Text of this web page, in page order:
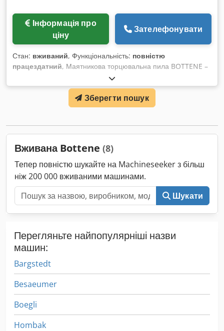
ціну
Зателефонувати
Стан: вживаний, Функціональність: повністю
працездатний, Маятникова торцювальна пила BOTTENE –
укомплектована роликовим транспортером Dsdpfx Aisx Rw
Iaovjck
Зберегти пошук
Вживана Bottene (8)
Тепер повністю шукайте на Machineseeker з більш
ніж 200 000 вживаними машинами.
Шукати
Перегляньте найпопулярніші назви
машин:
Bargstedt
Besaeumer
Boegli
Hombak